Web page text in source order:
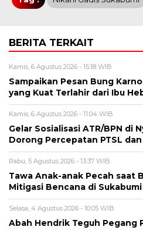
BERITA TERKAIT
Kamis, 6 Agustus 2026 - 15:18 WIB
Sampaikan Pesan Bung
yang Kuat Terlahir dari Ibu
Kamis, 6 Agustus 2026 - 11:04 WIB
Gelar Sosialisasi ATR/BPN di
Dorong Percepatan PTSL
Rabu, 5 Agustus 2026 - 13:37 WIB
Tawa Anak-anak Pecah saat
Mitigasi Bencana di Sukabumi
Selasa, 4 Agustus 2026 - 10:05 WIB
Abah Hendrik Teguh Pegang